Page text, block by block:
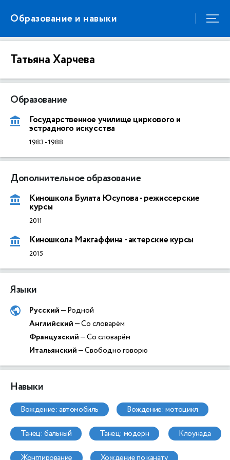
Образование и навыки
Татьяна Харчева
Образование
Государственное училище циркового и
эстрадного искусства
1983 -1988
Дополнительное образование
Киношкола Булата Юсупова - режиссерские
курсы
2011
Киношкола Макгаффина - актерские курсы
2015
Языки
Русский— Родной
Английский— Со словарём
Французский— Со словарём
Итальянский— Свободно говорю
Навыки
вождение: автомобиль вождение: мотоцикл
танец: бальный танец: модерн клоунада
жонглирование хождение по канату